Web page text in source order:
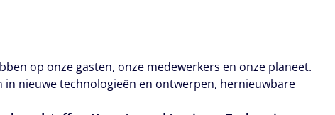
op onze gasten, onze medewerkers en onze planeet.
nieuwe technologieën en ontwerpen, hernieuwbare